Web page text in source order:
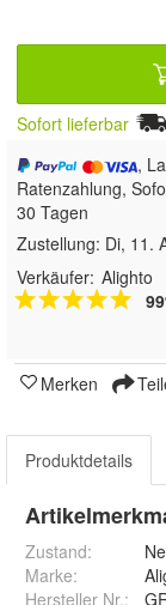
Sofort lieferbar
,
Ratenzahlung,
30 Tagen
Zustellung: Di, 11.
Verkäufer: Alighto
Merken
Produktdetails
Zustand:
Marke:
Hersteller Nr.: